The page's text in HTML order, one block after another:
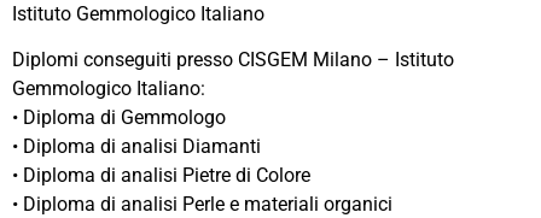
Istituto Gemmologico Italiano
Diplomi conseguiti presso CISGEM Milano – Istituto
Gemmologico Italiano:
• Diploma di Gemmologo
• Diploma di analisi Diamanti
• Diploma di analisi Pietre di Colore
• Diploma di analisi Perle e materiali organici